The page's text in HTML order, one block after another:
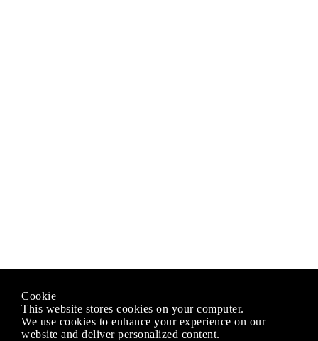
Cookie
This website stores cookies on your computer.
We use cookies to enhance your experience on our
website and deliver personalized content.